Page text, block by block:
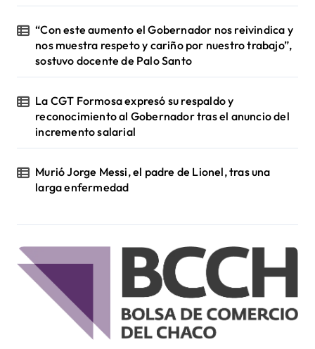
“Con este aumento el Gobernador nos reivindica y
nos muestra respeto y cariño por nuestro trabajo”,
sostuvo docente de Palo Santo
La CGT Formosa expresó su respaldo y
reconocimiento al Gobernador tras el anuncio del
incremento salarial
Murió Jorge Messi, el padre de Lionel, tras una
larga enfermedad